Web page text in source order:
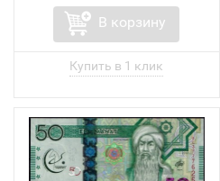
В корзину